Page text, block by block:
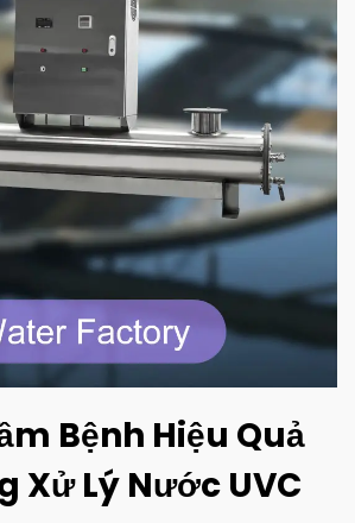
Bệnh Hiệu Quả
Xử Lý Nước UVC